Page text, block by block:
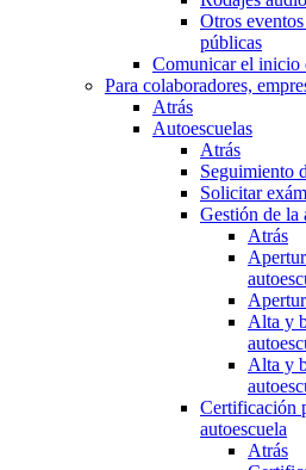
Otros
públicas
Comunicar el inicio
Para colaboradores,
Atrás
Autoescuelas
Atrás
Seguimiento
Solicitar
Gestión de la
Atrás
Alta y
Alta y
Certificación
autoescuela
Atrás